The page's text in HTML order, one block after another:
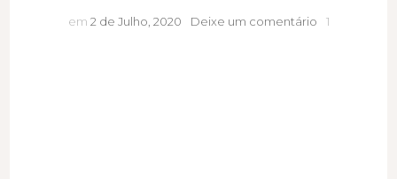
em 2 de Julho, 2020 Deixe um comentárioO1